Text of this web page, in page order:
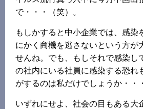
で・・・（笑）。
もしかすると中小企業では、感染
にかく商機を逃さないという方が
せんね。でも、もしそれで感染し
の社内にいる社員に感染する恐れ
がするのは私だけでしょうか・・
いずれにせよ、社会の目もある大